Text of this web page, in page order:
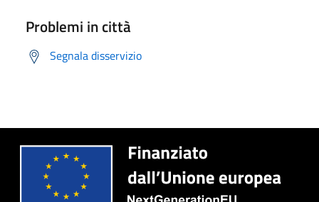
Problemi in città
Segnala disservizio